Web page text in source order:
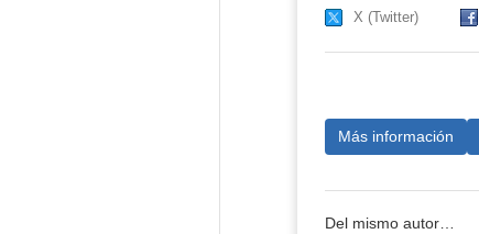
X (Twitter)
Más información
Del mismo autor…